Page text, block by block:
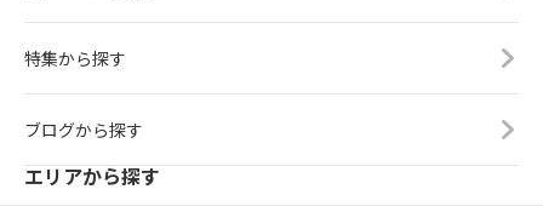
特集から探す
ブログから探す
エリアから探す